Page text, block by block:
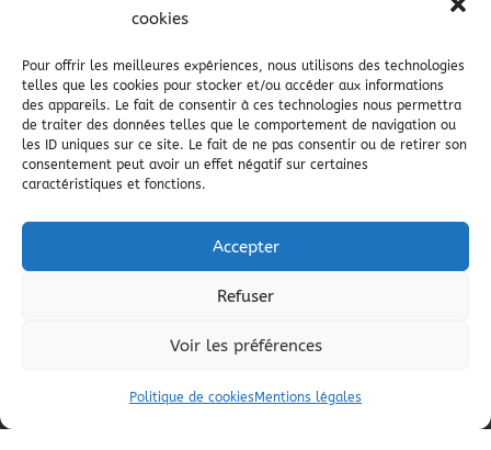
cookies
Pour offrir les meilleures expériences, nous utilisons des technologies
telles que les cookies pour stocker et/ou accéder aux informations
des appareils. Le fait de consentir à ces technologies nous permettra
de traiter des données telles que le comportement de navigation ou
les ID uniques sur ce site. Le fait de ne pas consentir ou de retirer son
consentement peut avoir un effet négatif sur certaines
caractéristiques et fonctions.
Accepter
Refuser
Voir les préférences
Politique de cookies Mentions légales
40280 Saint-Pierre-du-Mont
 HORAIRES
Lun - Mar - Jeu - Ven : 9h à 17h
Mer : 9h à 12h
Contact Secteur
Plan du site